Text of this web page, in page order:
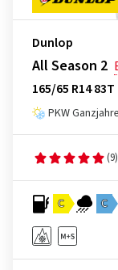
Dunlop
All Season 2
165/65 R14 83T
PKW
(9)
C C